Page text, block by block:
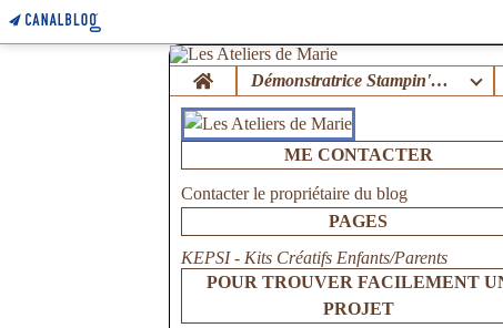
Home Démonstratrice Stampin'Up !
ME CONTACTER
Contacter le propriétaire du blog
PAGES
KEPSI - Kits Créatifs Enfants/Parents
POUR TROUVER FACILEMENT
PROJET